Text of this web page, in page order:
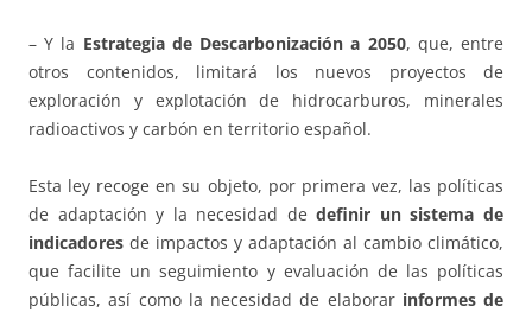
– Y la Estrategia de Descarbonización a 2050, que, entre
otros contenidos, limitará los nuevos proyectos de
exploración y explotación de hidrocarburos, minerales
radioactivos y carbón en territorio español.
Esta ley recoge en su objeto, por primera vez, las políticas
de adaptación y la necesidad dedefinir un sistema de
indicadores de impactos y adaptación al cambio climático,
que facilite un seguimiento y evaluación de las políticas
públicas, así como la necesidad de elaborar informes de